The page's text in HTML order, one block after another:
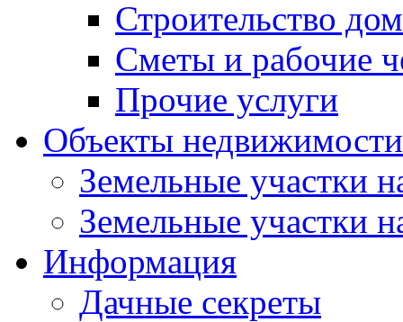
Строительство
Сметы и рабочие
Прочие услуги
Объекты недвижимости
Земельные участки
Земельные участки
Информация
Дачные секреты